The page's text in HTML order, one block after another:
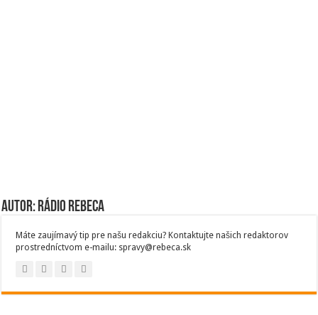
Autor: Rádio Rebeca
Máte zaujímavý tip pre našu redakciu? Kontaktujte našich redaktorov
prostredníctvom e-mailu: spravy@rebeca.sk